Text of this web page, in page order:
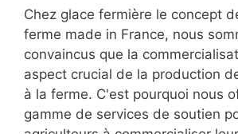
Chez glace fermière le concept
ferme made in France, nous
convaincus que la
aspect crucial de la production
à la ferme. C'est pourquoi nous
gamme de services de soutien